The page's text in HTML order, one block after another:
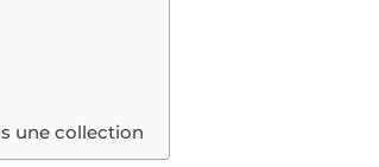
une collection